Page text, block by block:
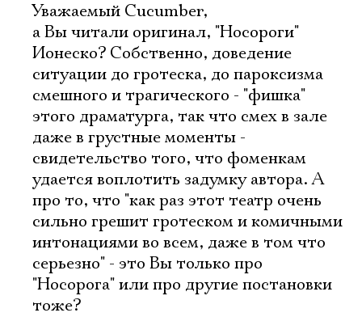
Уважаемый Cucumber,
а Вы читали оригинал, "Носороги"
Ионеско? Собственно, доведение
ситуации до гротеска, до пароксизма
смешного и трагического - "фишка"
этого драматурга, так что смех в зале
даже в грустные моменты -
свидетельство того, что фоменкам
удается воплотить задумку автора. А
про то, что "как раз этот театр очень
сильно грешит гротеском и комичными
интонациями во всем, даже в том что
серьезно" - это Вы только про
"Носорога" или про другие постановки
тоже?